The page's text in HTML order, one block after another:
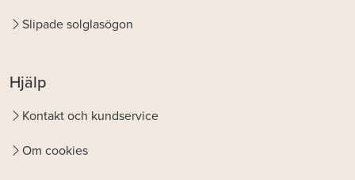
Slipade solglasögon
Hjälp
Kontakt och kundservice
Om cookies